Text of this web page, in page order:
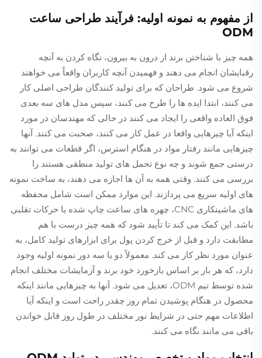
از مفهوم به نمونه اولیه: فرآیند طراحی ساعت
ODM
همه چیز با شناختن برند از درون به بیرون، نگاه کردن به آنچه
رقبایشان انجام می دهند و فهمیدن آنچه کاربران واقعاً می خواهند
شروع می شود. طراحان که برای تولید کنندگان طراحی اصلی کار
می کنند، ابتدا ایده ها را طرح می کنند، سپس مدل های سه بعدی
فوق العاده واقعی را ایجاد می کنند در حالی که مهندسان در مورد
اینکه آیا چیزهایی واقعا در عمل کار می کنند، صحبت می کنند. آنها
چیزهایی مانند رفتار مواد در هنگام استرس، اگر قطعات می توانند به
درستی جمع شوند و چه نوع تحمل های تولید منطقی هستند را
بررسی می کنند. وقتی همه به آن ها اجازه می دهند، به ساخت نمونه
های اولیه سریع می پردازند. این موارد ممکن است شامل محفظه
های ماشینکاری CNC، چهره های ساعت چاپ شده یا حرکات تقلبی
باشد. این کمک می کند تا تأیید شود که همه چیز درست با هم
مطابقت دارد و قبل از خرج کردن پول برای ابزارهای تولید کامل، به
عنوان مورد نظر کار می کند. معمولاً دو یا سه دور نمونه اولیه وجود
دارد، که هر بار بر اساس بازخورد خود برند و آزمایشات مختلف انجام
شده توسط تیم ODM، تعدیل می شود. آنها به چیزهایی مانند اینکه
محصول در هنگام پوشیدن تمام روز چقدر راحت است و اینکه آیا
اطلاعات مهم حتی در شرایط نور مختلف در طول روز قابل خواندن
باقی می مانند نگاه می کنند.